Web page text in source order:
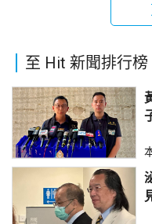
至 Hit 新聞排行榜